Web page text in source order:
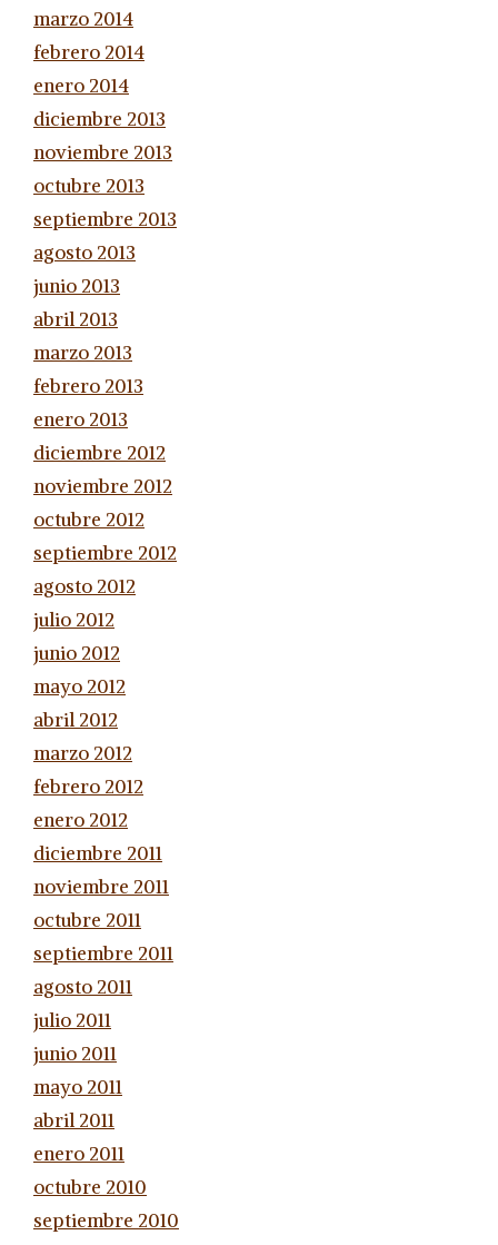
marzo 2014
febrero 2014
enero 2014
diciembre 2013
noviembre 2013
octubre 2013
septiembre 2013
agosto 2013
junio 2013
abril 2013
marzo 2013
febrero 2013
enero 2013
diciembre 2012
noviembre 2012
octubre 2012
septiembre 2012
agosto 2012
julio 2012
junio 2012
mayo 2012
abril 2012
marzo 2012
febrero 2012
enero 2012
diciembre 2011
noviembre 2011
octubre 2011
septiembre 2011
agosto 2011
julio 2011
junio 2011
mayo 2011
abril 2011
enero 2011
octubre 2010
septiembre 2010